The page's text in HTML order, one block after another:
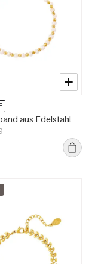
aus Edelstahl